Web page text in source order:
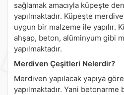
sağlamak amacıyla küpeşte
yapılmaktadır. Küpeşte
uygun bir malzeme ile yapılır.
ahşap, beton, alüminyum gibi
yapılmaktadır.
Merdiven Çeşitleri Nelerdir?
Merdiven yapılacak yapıya
yapılmaktadır. Yani betonarme